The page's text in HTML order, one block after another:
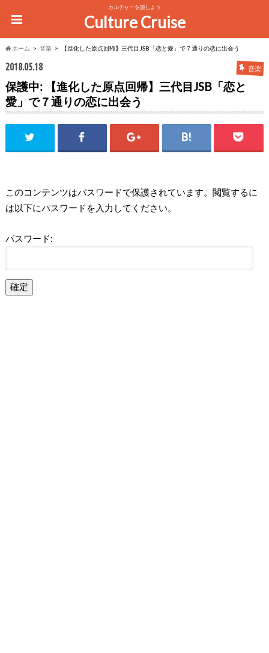
カルチャーを旅しよう
Culture Cruise
ホーム 音楽 【進化した原点回帰】三代目JSB「恋と愛」で７通りの恋に出会う
2018.05.18 音楽
保護中: 【進化した原点回帰】三代目JSB「恋と
愛」で７通りの恋に出会う
このコンテンツはパスワードで保護されています。閲覧するに
は以下にパスワードを入力してください。
パスワード: